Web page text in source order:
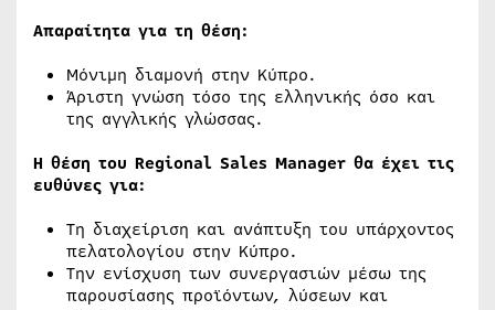
Απαραίτητα για τη θέση:
Μόνιμη διαμονή στην Κύπρο.
Άριστη γνώση τόσο της ελληνικής όσο και
της αγγλικής γλώσσας.
Η θέση του Regional Sales Manager θα έχει τις
ευθύνες για:
Τη διαχείριση και ανάπτυξη του υπάρχοντος
πελατολογίου στην Κύπρο.
Την ενίσχυση των συνεργασιών μέσω της
παρουσίασης προϊόντων, λύσεων και